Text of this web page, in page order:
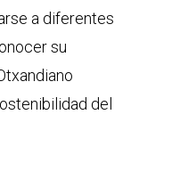
a diferentes
su
del